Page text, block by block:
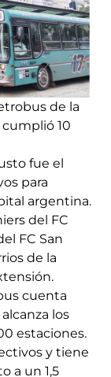
de la
10
fue el
para
argentina.
del FC
FC San
de la
cuenta
los
estaciones.
y tiene
a un 1,5